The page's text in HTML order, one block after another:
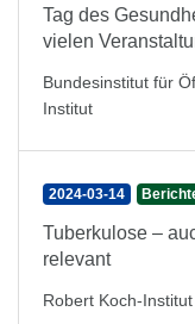
Tag des
vielen
Bundesinstitut für
Institut
2024-03-14
Tuberkulose –
relevant
Robert Koch-Institut